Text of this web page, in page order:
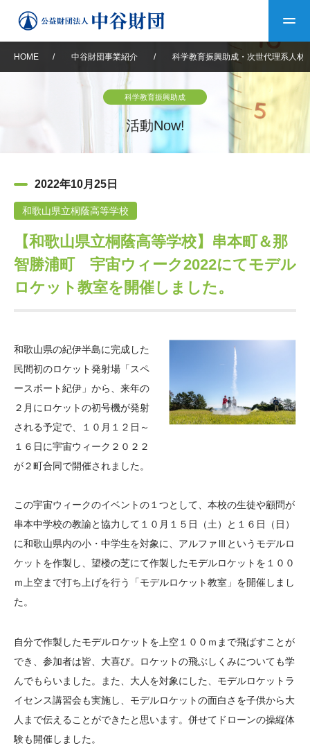
中谷財団について
設立趣意書
沿革 40年史デジタルブック
中谷財団40年史
40年史別冊
年報一覧 中谷財団レポート
中谷財団事業紹介
神戸賞 長期大型研究助成
研究助成 交流助成
科学教育振興助成・
次世代理系人材育成プ
ログラム助成
中谷財団動画紹介
その他情報
その他情報
個人情報保護に関する
アクセス よくあるご質問
サイトマップ 中谷財団アーカイブ
お問い合わせ
日本語 English マイページ
HOME / 中谷財団事業紹介 / 科学教育振興助成・次世代理系人材
科学教育振興助成
活動Now!
2022年10月25日
和歌山県立桐蔭高等学校
【和歌山県立桐蔭高等学校】串本町＆那
智勝浦町 宇宙ウィーク2022にてモデル
ロケット教室を開催しました。
和歌山県の紀伊半島に完成した
民間初のロケット発射場「スペ
ースポート紀伊」から、来年の
２月にロケットの初号機が発射
される予定で、１０月１２日～
１６日に宇宙ウィーク２０２２
が２町合同で開催されました。
この宇宙ウィークのイベントの１つとして、本校の生徒や顧問が
串本中学校の教諭と協力して１０月１５日（土）と１６日（日）
に和歌山県内の小・中学生を対象に、アルファⅢというモデルロ
ケットを作製し、望楼の芝にて作製したモデルロケットを１００
ｍ上空まで打ち上げを行う「モデルロケット教室」を開催しまし
た。
自分で作製したモデルロケットを上空１００ｍまで飛ばすことが
でき、参加者は皆、大喜び。ロケットの飛ぶしくみについても学
んでもらいました。また、大人を対象にした、モデルロケットラ
イセンス講習会も実施し、モデルロケットの面白さを子供から大
人まで伝えることができたと思います。併せてドローンの操縦体
験も開催しました。